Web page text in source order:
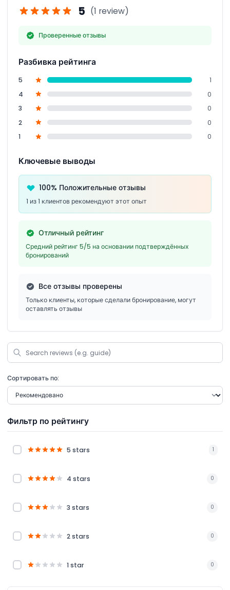
5 (1 review)
Проверенные отзывы
Разбивка рейтинга
5
1
4
0
3
0
2
0
1
0
Ключевые выводы
100% Положительные отзывы
1 из 1 клиентов рекомендуют этот опыт
Отличный рейтинг
Средний рейтинг 5/5 на основании подтверждённых
бронирований
Все отзывы проверены
Только клиенты, которые сделали бронирование, могут
оставлять отзывы
Сортировать по:
Фильтр по рейтингу
5 stars 1
4 stars 0
3 stars 0
2 stars 0
1 star 0